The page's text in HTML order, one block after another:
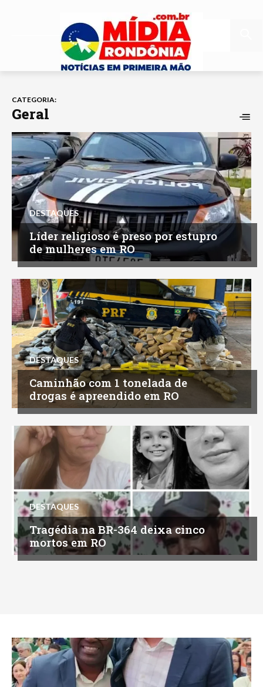
CATEGORIA:
Geral
DESTAQUES
Líder religioso é preso por estupro
de mulheres em RO
DESTAQUES
Caminhão com 1 tonelada de
drogas é apreendido em RO
DESTAQUES
Tragédia na BR-364 deixa cinco
mortos em RO